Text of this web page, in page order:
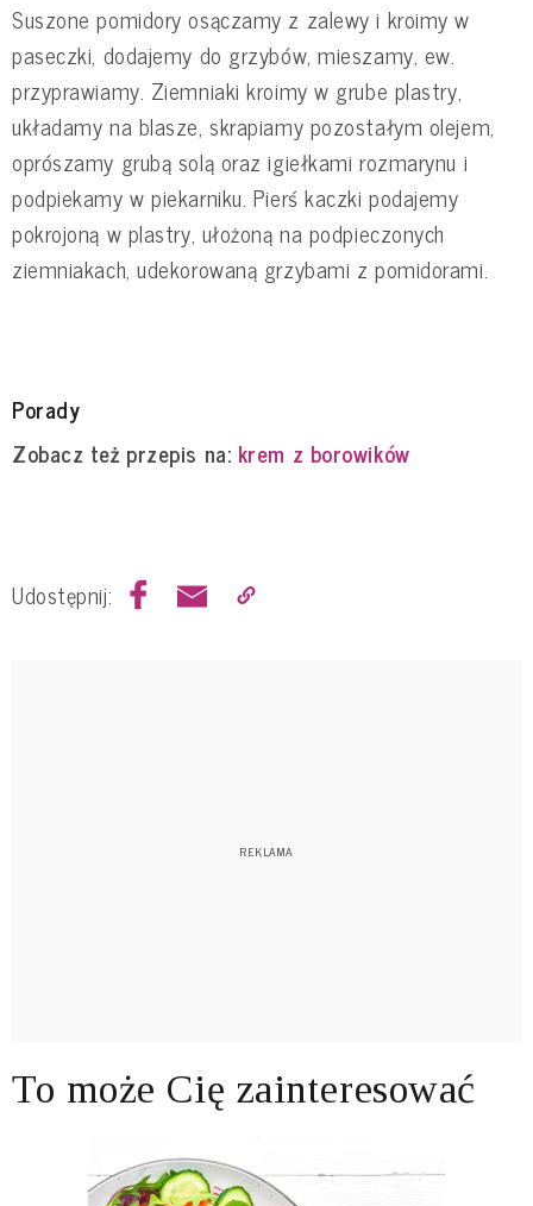
Suszone pomidory osączamy z zalewy i kroimy w
paseczki, dodajemy do grzybów, mieszamy, ew.
przyprawiamy. Ziemniaki kroimy w grube plastry,
układamy na blasze, skrapiamy pozostałym olejem,
oprószamy grubą solą oraz igiełkami rozmarynu i
podpiekamy w piekarniku. Pierś kaczki podajemy
pokrojoną w plastry, ułożoną na podpieczonych
ziemniakach, udekorowaną grzybami z pomidorami.
Porady
Zobacz też przepis na: krem z borowików
Udostępnij:
To może Cię zainteresować